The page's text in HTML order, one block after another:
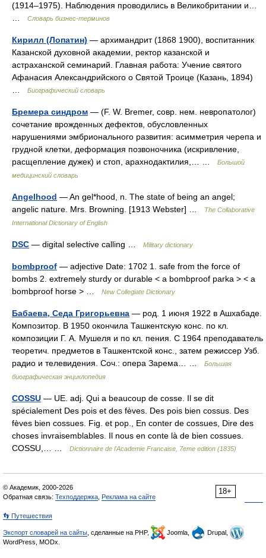
(1914–1975). Наблюдения проводились в Великобритании и…
Словарь бизнес-терминов
Кирилл (Лопатин) — архимандрит (1868 1900), воспитанник
Казанской духовной академии, ректор казанской и
астраханской семинарий. Главная работа: Учение святого
Афанасия Александрийского о Святой Троице (Казань, 1894)
Биографический словарь
Бремера синдром — (F. W. Bremer, совр. нем. невропатолог)
сочетание врожденных дефектов, обусловленных
нарушениями эмбрионального развития: асимметрия черепа и
грудной клетки, деформация позвоночника (искривление,
расщепление дужек) и стоп, арахнодактилия,… …
Большой
медицинский словарь
Angelhood — An gel*hood, n. The state of being an angel;
angelic nature. Mrs. Browning. [1913 Webster] …
The Collaborative
International Dictionary of English
DSC — digital selective calling … Military dictionary
bombproof — adjective Date: 1702 1. safe from the force of
bombs 2. extremely sturdy or durable < a bombproof parka > < a
bombproof horse > …
New Collegiate Dictionary
Бабаева, Седа Григорьевна — род. 1 июня 1922 в Ашхабаде.
Композитор. В 1950 окончила Ташкентскую конс. по кл.
композиции Г. А. Мушеля и по кл. пения. С 1964 преподаватель
теоретич. предметов в Ташкентской конс., затем режиссер Узб.
радио и телевидения. Соч.: опера Зарема… …
Большая
биографическая энциклопедия
COSSU — UE. adj. Qui a beaucoup de cosse. Il se dit
spécialement Des pois et des fèves. Des pois bien cossus. Des
fèves bien cossues. Fig. et pop., En conter de cossues, Dire des
choses invraisemblables. Il nous en conte là de bien cossues.
COSSU,… …
Dictionnaire de l'Academie Francaise, 7eme edition (1835)
18+
© Академик, 2000-2026
Обратная связь: Техподдержка Реклама на сайте
👣 Путешествия
Экспорт словарей на сайты , сделанные на PHP, Joomla,
Drupal,
WordPress, MODx.